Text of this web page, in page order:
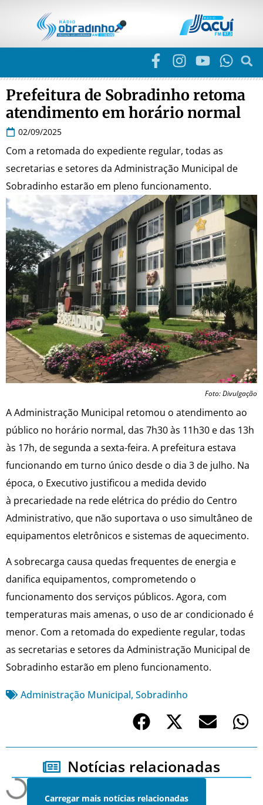
Prefeitura de Sobradinho retoma
atendimento em horário normal
02/09/2025
Com a retomada do expediente regular, todas as
secretarias e setores da Administração Municipal de
Sobradinho estarão em pleno funcionamento.
Foto: Divulgação
A Administração Municipal retomou o atendimento ao
público no horário normal, das 7h30 às 11h30 e das 13h
às 17h, de segunda a sexta-feira. A prefeitura estava
funcionando em turno único desde o dia 3 de julho. Na
época, o Executivo justificou a medida devido
à precariedade na rede elétrica do prédio do Centro
Administrativo, que não suportava o uso simultâneo de
equipamentos eletrônicos e sistemas de aquecimento.
A sobrecarga causa quedas frequentes de energia e
danifica equipamentos, comprometendo o
funcionamento dos serviços públicos. Agora, com
temperaturas mais amenas, o uso de ar condicionado é
menor. Com a retomada do expediente regular, todas
as secretarias e setores da Administração Municipal de
Sobradinho estarão em pleno funcionamento.
Administração Municipal, Sobradinho
Notícias relacionadas
Carregar mais notícias relacionadas